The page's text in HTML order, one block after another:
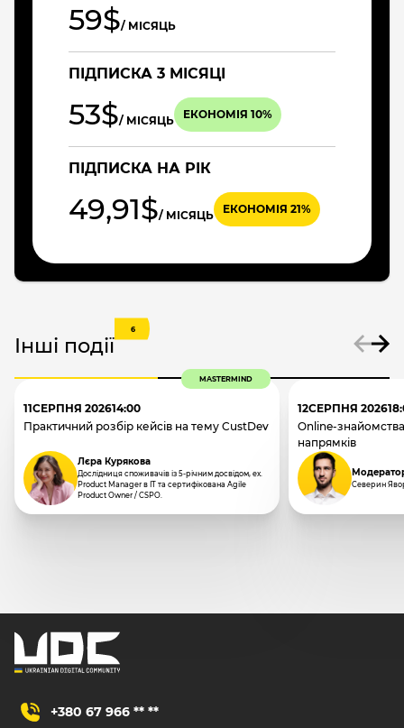
59$/ МІСЯЦЬ
ПІДПИСКА 3 МІСЯЦІ
53$/ МІСЯЦЬ ЕКОНОМІЯ 10%
ПІДПИСКА НА РІК
49,91$/ МІСЯЦЬ ЕКОНОМІЯ 21%
Інші події
6
MASTERMIND
11СЕРПНЯ 202614:00
Практичний розбір кейсів на тему CustDev
Лєра Курякова
Дослідниця споживачів із 5-річним досвідом, ex.
Product Manager в IT та сертифікована Agile
Product Owner / CSPO.
12СЕРПНЯ 2026
Online-
напрямків
Северин
+380 67 966 ** **